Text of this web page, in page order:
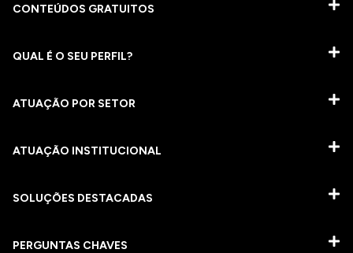
CONTEÚDOS GRATUITOS
QUAL É O SEU PERFIL?
ATUAÇÃO POR SETOR
ATUAÇÃO INSTITUCIONAL
SOLUÇÕES DESTACADAS
PERGUNTAS CHAVES​